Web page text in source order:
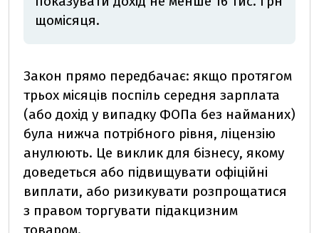
щомісяця.
Закон прямо передбачає: якщо протягом
трьох місяців поспіль середня зарплата
(або дохід у випадку ФОПа без найманих)
була нижча потрібного рівня, ліцензію
анулюють. Це виклик для бізнесу, якому
доведеться або підвищувати офіційні
виплати, або ризикувати розпрощатися
з правом торгувати підакцизним
товаром.